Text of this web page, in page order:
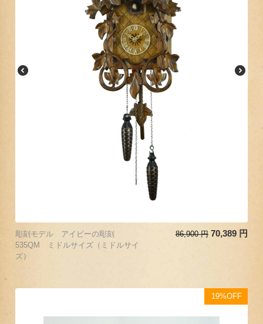
彫刻モデル アイビーの彫刻
535QM ミドルサイズ（ミドルサイ
ズ）
86,900 円 70,389 円
19%OFF